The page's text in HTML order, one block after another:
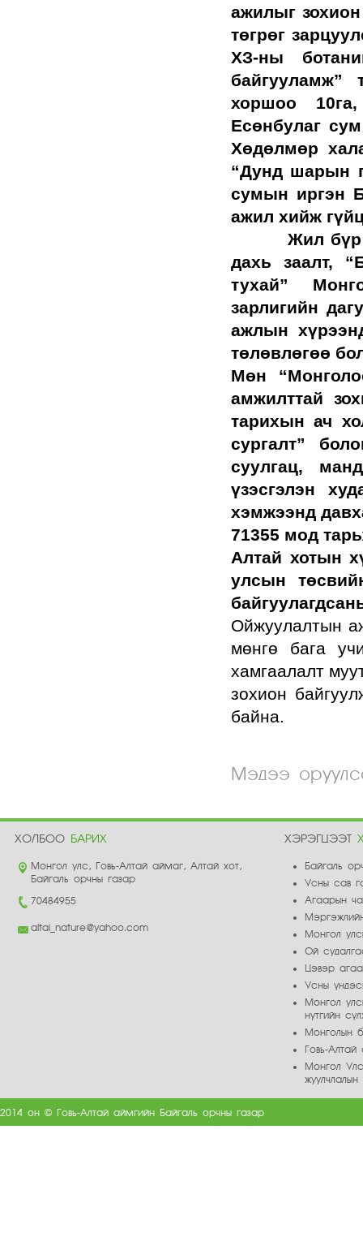
ажилыг
төгрөг
ХЗ-ны
хоршоо
Есөнбулаг
Хөдөлмөр
“Дунд шарын
сумын иргэн
ажил хийж
Жил бүр
дахь заалт,
тухай”
зарлигийн
ажлын
төлөвлөгөө
Мөн
амжилттай
тарихын ач
сургалт”
суулгац,
үзэсгэлэн
хэмжээнд
71355 мод
Алтай хотын
улсын
Ойжуулалтын
мөнгө бага
хамгаалалт
зохион
байна.
Мэдээ
ХОЛБОО БАРИХ
Монгол улс, Говь-Алтай аймаг, Алтай хот,
Байгаль орчны газар
70484955
altai_nature@yahoo.com
ХЭРЭГЦЭЭТ
Байгаль
Усны сав
Агаарын
Монгол
Ой
Цэвэр
Усны
Монгол
нутгийн
Монголын
Говь-
Монгол
2014 он © Говь-Алтай аймгийн Байгаль орчны газар